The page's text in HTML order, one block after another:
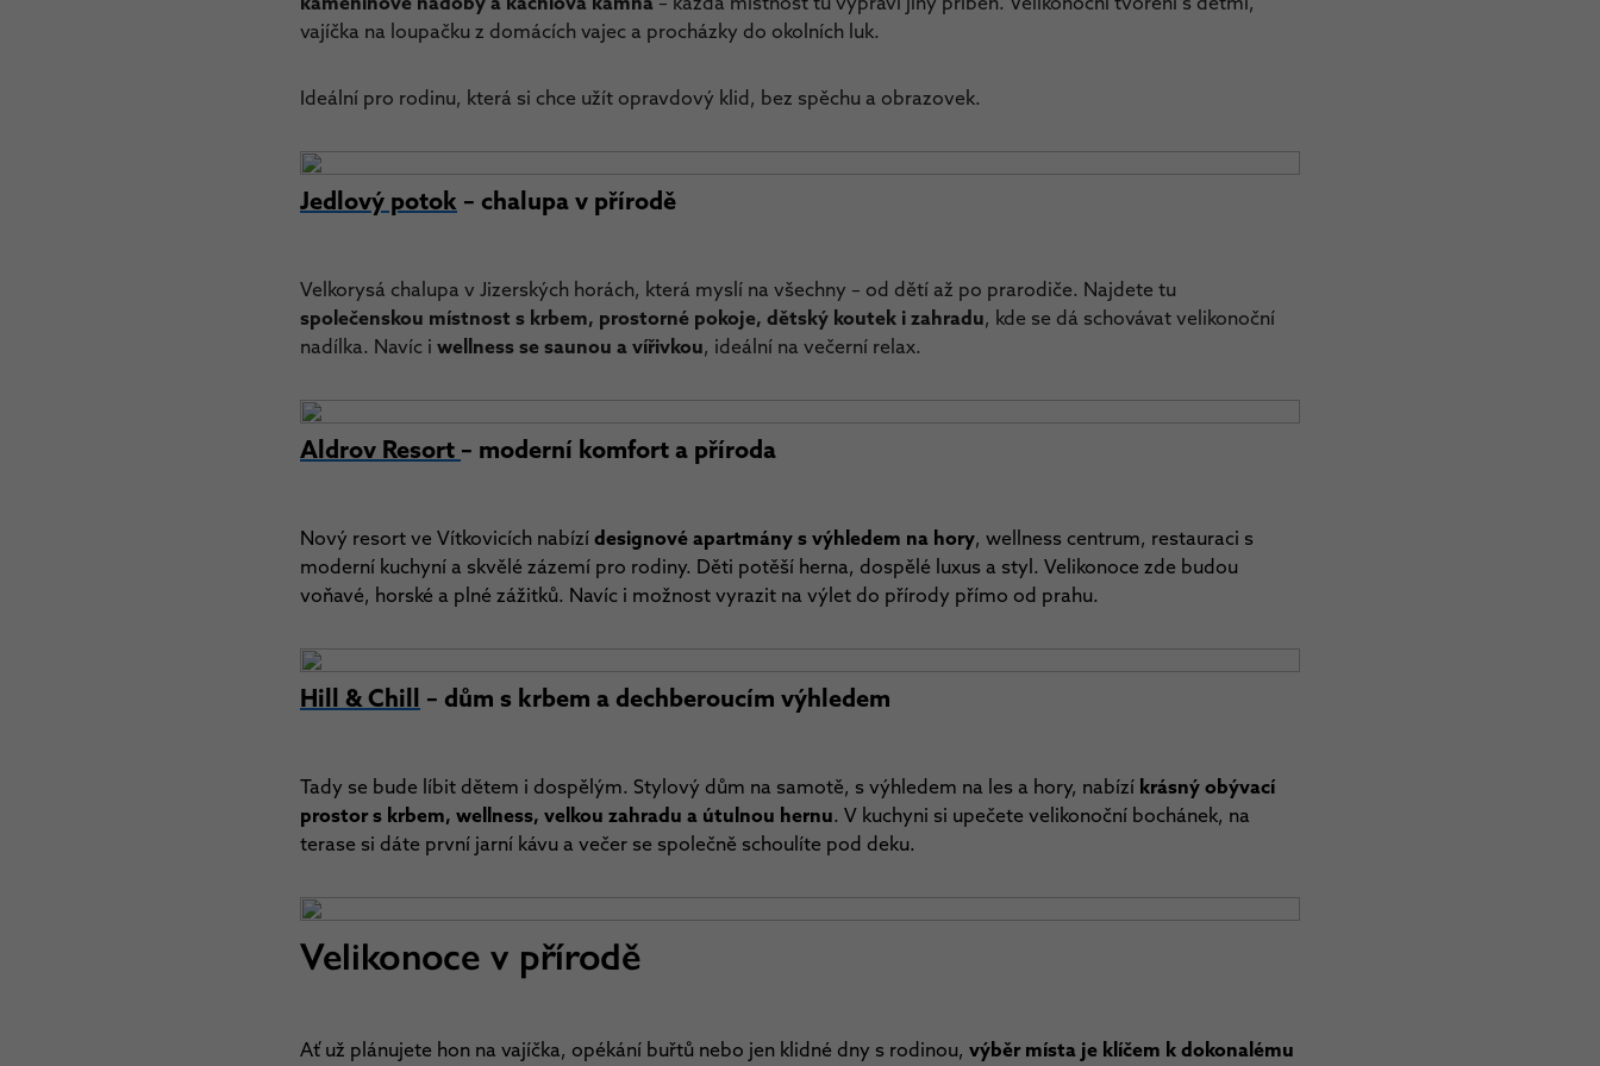
vajíčka na loupačku z domácích vajec a procházky do okolních luk.
Ideální pro rodinu, která si chce užít opravdový klid, bez spěchu a obrazovek.
Jedlový potok – chalupa v přírodě
Velkorysá chalupa v Jizerských horách, která myslí na všechny – od dětí až po prarodiče. Najdete tu
společenskou místnost s krbem, prostorné pokoje, dětský koutek i zahradu, kde se dá schovávat velikonoční
nadílka. Navíc i wellness se saunou a vířivkou, ideální na večerní relax.
Aldrov Resort – moderní komfort a příroda
Nový resort ve Vítkovicích nabízídesignové apartmány s výhledem na hory, wellness centrum, restauraci s
moderní kuchyní a skvělé zázemí pro rodiny. Děti potěší herna, dospělé luxus a styl. Velikonoce zde budou
voňavé, horské a plné zážitků. Navíc i možnost vyrazit na výlet do přírody přímo od prahu.
Hill & Chill – dům s krbem a dechberoucím výhledem
Tady se bude líbit dětem i dospělým. Stylový dům na samotě, s výhledem na les a hory, nabízí krásný obývací
prostor s krbem, wellness, velkou zahradu a útulnou hernu. V kuchyni si upečete velikonoční bochánek, na
terase si dáte první jarní kávu a večer se společně schoulíte pod deku.
Velikonoce v přírodě
Ať už plánujete hon na vajíčka, opékání buřtů nebo jen klidné dny s rodinou, výběr místa je klíčem k dokonalému